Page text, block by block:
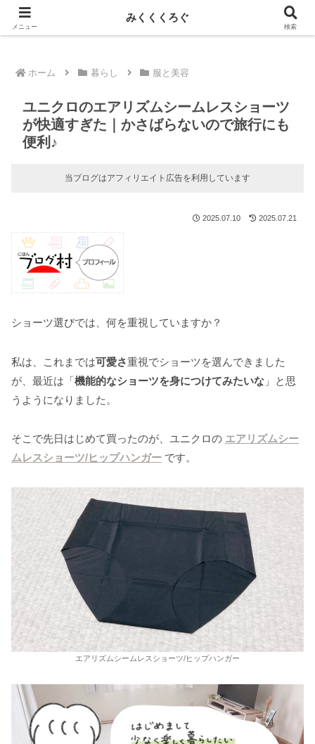
新しい記事はnoteに投稿しています！
ホーム 暮らし 服と美容
ユニクロのエアリズムシームレスショーツ
が快適すぎた｜かさばらないので旅行にも
便利♪
当ブログはアフィリエイト広告を利用しています
2025.07.10 2025.07.21
ショーツ選びでは、何を重視していますか？
私は、これまでは可愛さ重視でショーツを選んできました
が、最近は「機能的なショーツを身につけてみたいな 」と思
うようになりました。
そこで先日はじめて買ったのが、ユニクロの エアリズムシー
ムレスショーツ/ヒップハンガー です。
エアリズムシームレスショーツ/ヒップハンガー
メニュー
みくくくろぐ
検索